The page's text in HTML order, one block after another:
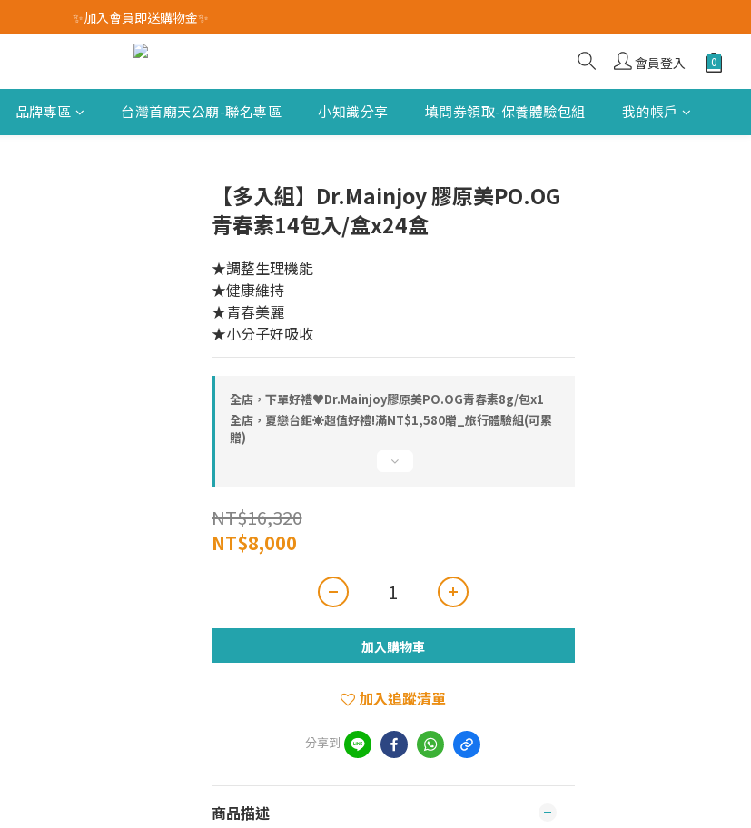
我愛爸爸★全館消費滿$528元免運費(活動至8/10)
我愛爸爸★全館消費滿$528元免運費(活動至8/10)
會員登入
品牌專區 台灣首廟天公廟-聯名專區 小知識分享 填問券領取-保養體驗包組 我的帳戶
【多入組】Dr.Mainjoy 膠原美PO.OG
青春素14包入/盒x24盒
★調整生理機能
★健康維持
★青春美麗
★小分子好吸收
全店，下單好禮♥︎Dr.Mainjoy膠原美PO.OG青春素8g/包x1
全店，夏戀台鉅☀超值好禮!滿NT$1,580贈_旅行體驗組(可累
贈)
NT$16,320
NT$8,000
加入購物車
加入追蹤清單
分享到
商品描述